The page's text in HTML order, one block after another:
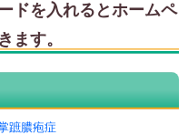
ドを入れるとホームペ
ます。
蹠膿疱症